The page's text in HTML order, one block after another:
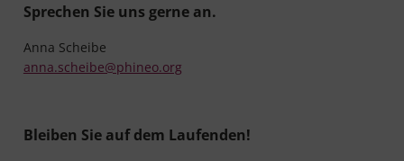
Sprechen Sie uns gerne an.
Anna Scheibe
anna.scheibe@phineo.org
Bleiben Sie auf dem Laufenden!